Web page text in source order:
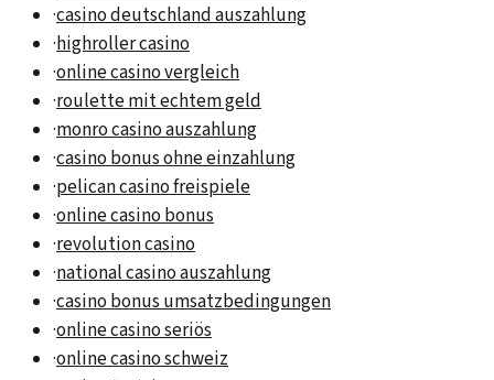
·casino deutschland auszahlung
·highroller casino
·online casino vergleich
·roulette mit echtem geld
·monro casino auszahlung
·casino bonus ohne einzahlung
·pelican casino freispiele
·online casino bonus
·revolution casino
·national casino auszahlung
·casino bonus umsatzbedingungen
·online casino seriös
·online casino schweiz